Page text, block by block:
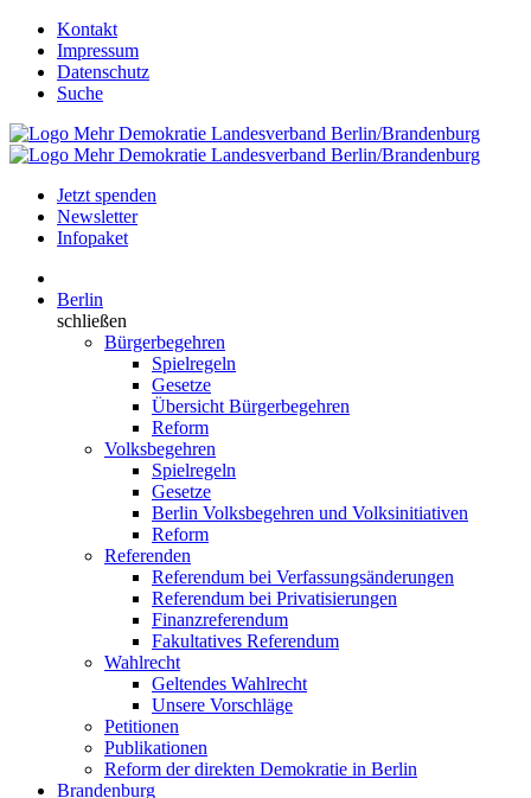
Kontakt
Impressum
Datenschutz
Suche
Jetzt spenden
Newsletter
Infopaket
Berlin
schließen
Bürgerbegehren
Spielregeln
Gesetze
Übersicht Bürgerbegehren
Reform
Volksbegehren
Spielregeln
Gesetze
Berlin Volksbegehren und Volksinitiativen
Reform
Referenden
Referendum bei Verfassungsänderungen
Referendum bei Privatisierungen
Finanzreferendum
Fakultatives Referendum
Wahlrecht
Geltendes Wahlrecht
Unsere Vorschläge
Petitionen
Publikationen
Reform der direkten Demokratie in Berlin
Brandenburg